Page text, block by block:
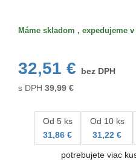
Máme skladom , expedujeme v
32,51 €
bez DPH
s DPH 39,99 €
Od 5 ks
31,86 €
Od 10 ks
31,22 €
potrebujete viac